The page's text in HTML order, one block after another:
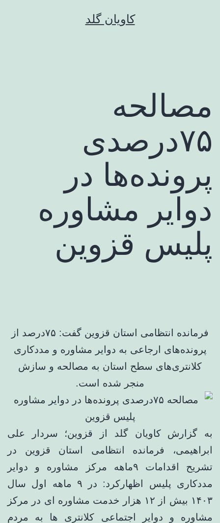
کاویان گلد
مصالحه
۷۵درصدی
پرونده‌ها در
دوایر مشاوره
پلیس قزوین
فرمانده انتظامی استان قزوین گفت: ۷۵درصد از
پرونده‌های ارجاعی به دوایر مشاوره و مددکاری
کلانتری‌های سطح استان به مصالحه و سازش
منجر شده است.
به گزارش کاویان گلد از قزوین؛ سردار علی
ابراهیمی، فرمانده انتظامی استان قزوین در
تشریح اقدامات ۹ماهه مرکز مشاوره و دوایر
مددکاری پلیس اظهارکرد: در ۹ ماهه اول سال
۱۴۰۳ بیش از ۱۲ هزار خدمت مشاوره ای در مرکز
مشاوره و دوایر اجتماعی کلانتری ها به مردم